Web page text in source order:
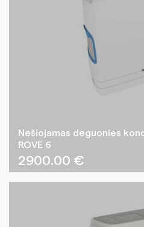
Nešiojamas deguonies
ROVE 6
2900.00 €